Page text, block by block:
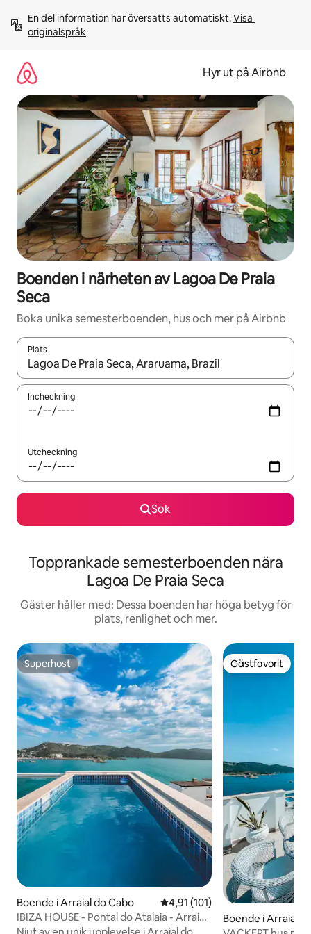
innehåll
En del information har översatts automatiskt. Visa
originalspråk
Hyr ut på Airbnb
Boenden i närheten av Lagoa De Praia
Seca
Boka unika semesterboenden, hus och mer på Airbnb
Plats
När resultaten är tillgängliga kan du navigera med upp- och
Incheckning
Utcheckning
Sök
Topprankade semesterboenden nära
Lagoa De Praia Seca
Gäster håller med: Dessa boenden har höga betyg för
plats, renlighet och mer.
Superhost
Superhost
Boende i Arraial do Cabo 4,91 av 5 i genomsnittligt
4,91 (101)
IBIZA HOUSE - Pontal do Atalaia - Arraial
do Cabo
Njut av en unik upplevelse i Arraial do
Gästfavorit
Gästfavorit
Boende i Arraial